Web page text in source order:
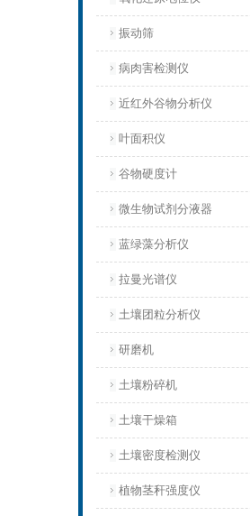
振动筛
病肉害检测仪
近红外谷物分析仪
叶面积仪
谷物硬度计
微生物试剂分液器
蓝绿藻分析仪
拉曼光谱仪
土壤团粒分析仪
研磨机
土壤粉碎机
土壤干燥箱
土壤密度检测仪
植物茎秆强度仪